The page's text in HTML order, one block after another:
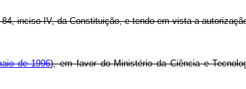
inciso IV, da Constituição, e tendo em vista a
de 1996), em favor do Ministério da Ciência e